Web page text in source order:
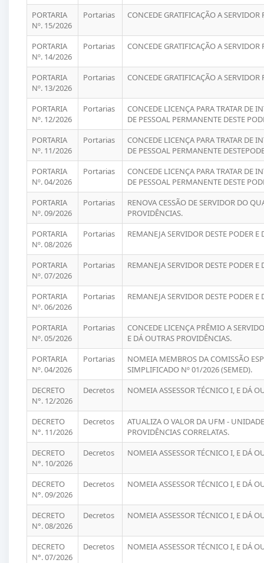
PORTARIA
Nº. 15/2026
Portarias CONCEDE GRATIFICAÇÃO A
PORTARIA
Nº. 14/2026
Portarias CONCEDE GRATIFICAÇÃO A
PORTARIA
Nº. 13/2026
Portarias CONCEDE GRATIFICAÇÃO A
PORTARIA
Nº. 12/2026
Portarias
CONCEDE LICENÇA PARA TRATAR DE
DE PESSOAL PERMANENTE DESTE
PORTARIA
Nº. 11/2026
Portarias
CONCEDE LICENÇA PARA TRATAR DE
DE PESSOAL PERMANENTE
PORTARIA
Nº. 04/2026
Portarias
CONCEDE LICENÇA PARA TRATAR DE
DE PESSOAL PERMANENTE DESTE
PORTARIA
Nº. 09/2026
Portarias
RENOVA CESSÃO DE SERVIDOR DO
PROVIDÊNCIAS.
PORTARIA
Nº. 08/2026
Portarias REMANEJA SERVIDOR DESTE PODER
PORTARIA
Nº. 07/2026
Portarias REMANEJA SERVIDOR DESTE PODER
PORTARIA
Nº. 06/2026
Portarias REMANEJA SERVIDOR DESTE PODER
PORTARIA
Nº. 05/2026
Portarias
CONCEDE LICENÇA PRÊMIO A
E DÁ OUTRAS PROVIDÊNCIAS.
PORTARIA
Nº. 04/2026
Portarias
NOMEIA MEMBROS DA COMISSÃO
SIMPLIFICADO Nº 01/2026 (SEMED).
DECRETO
N°. 12/2026
Decretos NOMEIA ASSESSOR TÉCNICO I, E DÁ
DECRETO
N°. 11/2026
Decretos
ATUALIZA O VALOR DA UFM -
PROVIDÊNCIAS CORRELATAS.
DECRETO
N°. 10/2026
Decretos NOMEIA ASSESSOR TÉCNICO I, E DÁ
DECRETO
N°. 09/2026
Decretos NOMEIA ASSESSOR TÉCNICO I, E DÁ
DECRETO
N°. 08/2026
Decretos NOMEIA ASSESSOR TÉCNICO I, E DÁ
DECRETO
N°. 07/2026
Decretos NOMEIA ASSESSOR TÉCNICO I, E DÁ